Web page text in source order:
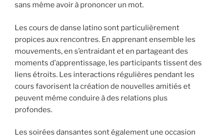
sans même avoir à prononcer un mot.
Les cours de danse latino sont particulièrement
propices aux rencontres. En apprenant ensemble les
mouvements, en s’entraidant et en partageant des
moments d’apprentissage, les participants tissent des
liens étroits. Les interactions régulières pendant les
cours favorisent la création de nouvelles amitiés et
peuvent même conduire à des relations plus
profondes.
Les soirées dansantes sont également une occasion